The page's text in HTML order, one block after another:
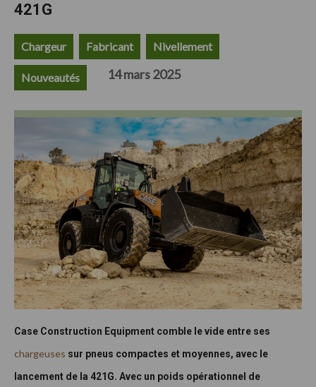
421G
Chargeur Fabricant Nivellement
Nouveautés 14 mars 2025
Case Construction Equipment comble le vide entre ses
chargeuses sur pneus compactes et moyennes, avec le
lancement de la 421G. Avec un poids opérationnel de